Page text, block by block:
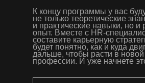
К концу программы у вас
не только теоретические
и практические навыки, но и
опыт. Вместе с HR-
составите карьерную
будет понятно, как и куда
дальше, чтобы расти в новой
профессии. И уже начнете